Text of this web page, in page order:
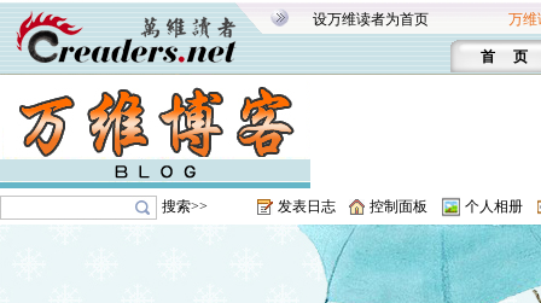
设万维读者为首页 万维
首 页
搜索>> 发表日志 控制面板 个人相册